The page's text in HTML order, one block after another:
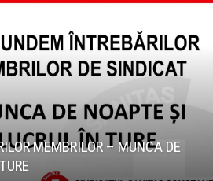
MEMBRILOR – MUNCA DE